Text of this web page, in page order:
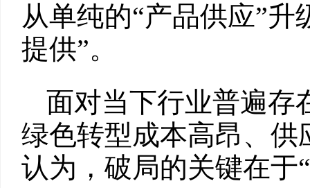
从单纯的“产品供应”
提供”。
面对当下行业普遍存
绿色转型成本高昂、供
认为，破局的关键在于